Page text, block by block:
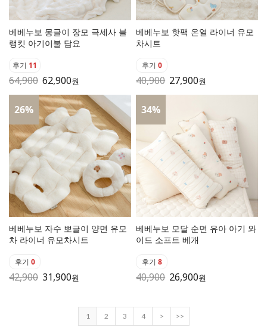
베베누보 몽글이 장모 극세사 블
랭킷 아기이불 담요
후기 11
64,900 62,900원
베베누보 핫팩 온열 라이너 유모
차시트
후기 0
40,900 27,900원
26%
베베누보 자수 뽀글이 양면 유모
차 라이너 유모차시트
후기 0
42,900 31,900원
34%
베베누보 모달 순면 유아 아기 와
이드 소프트 베개
후기 8
40,900 26,900원
1 2 3 4 > >>